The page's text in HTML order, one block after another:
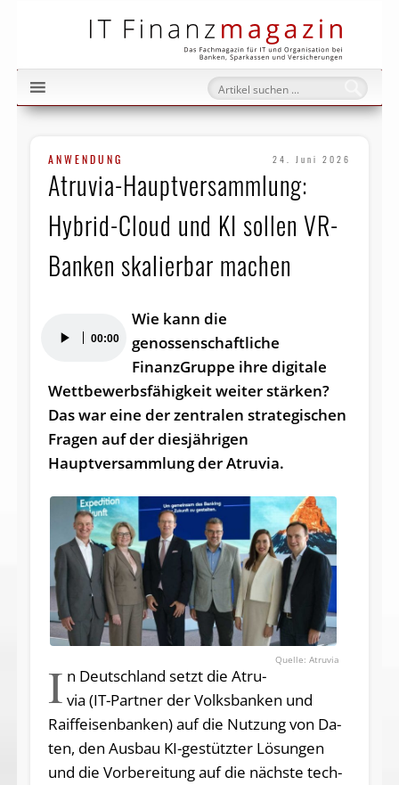
ANWENDUNG 24. Juni 2026
Atruvia-Hauptversammlung:
Hybrid-Cloud und KI sollen VR-
Banken skalierbar machen
Player 00:00
Wie kann die
genossenschaftliche
FinanzGruppe ihre digitale
Wettbewerbsfähigkeit weiter stärken?
Das war eine der zentralen strategischen
Fragen auf der diesjährigen
Hauptversammlung der Atruvia.
Atruvia
I n Deutsch­land setzt die Atru­
via (IT-Part­ner der Volks­ban­ken und
Raiff­ei­sen­ban­ken) auf die Nut­zung von Da­
ten, den Aus­bau KI-ge­stütz­ter Lö­sun­gen
und die Vor­be­rei­tung auf die nächs­te tech­